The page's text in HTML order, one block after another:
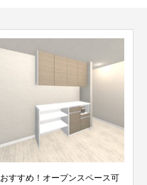
おすすめ！オープンスペース可